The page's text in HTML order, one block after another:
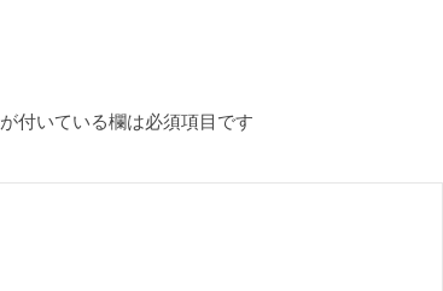
が付いている欄は必須項目です